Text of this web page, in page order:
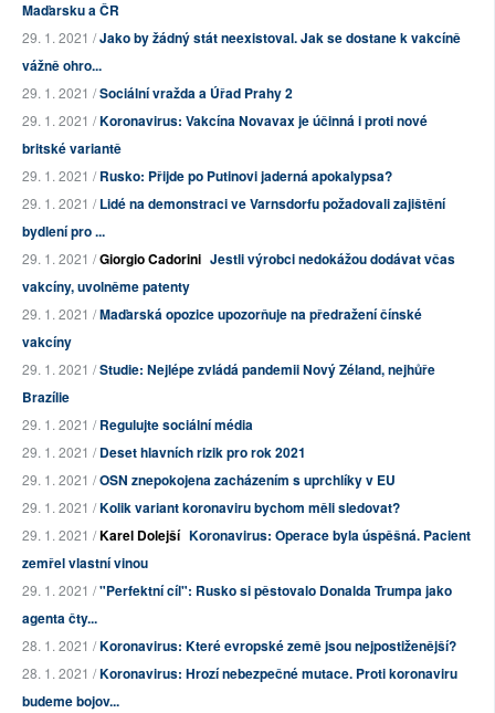
Maďarsku a ČR
29. 1. 2021 /Jako by žádný stát neexistoval. Jak se dostane k vakcíně
vážně ohro...
29. 1. 2021 /Sociální vražda a Úřad Prahy 2
29. 1. 2021 /Koronavirus: Vakcína Novavax je účinná i proti nové
britské variantě
29. 1. 2021 /Rusko: Přijde po Putinovi jaderná apokalypsa?
29. 1. 2021 /Lidé na demonstraci ve Varnsdorfu požadovali zajištění
bydlení pro ...
29. 1. 2021 /Giorgio Cadorini Jestli výrobci nedokážou dodávat včas
vakcíny, uvolněme patenty
29. 1. 2021 /Maďarská opozice upozorňuje na předražení čínské
vakcíny
29. 1. 2021 /Studie: Nejlépe zvládá pandemii Nový Zéland, nejhůře
Brazílie
29. 1. 2021 /Regulujte sociální média
29. 1. 2021 /Deset hlavních rizik pro rok 2021
29. 1. 2021 /OSN znepokojena zacházením s uprchlíky v EU
29. 1. 2021 /Kolik variant koronaviru bychom měli sledovat?
29. 1. 2021 /Karel Dolejší Koronavirus: Operace byla úspěšná. Pacient
zemřel vlastní vinou
29. 1. 2021 /"Perfektní cíl": Rusko si pěstovalo Donalda Trumpa jako
agenta čty...
28. 1. 2021 /Koronavirus: Které evropské země jsou nejpostiženější?
28. 1. 2021 /Koronavirus: Hrozí nebezpečné mutace. Proti koronaviru
budeme bojov...